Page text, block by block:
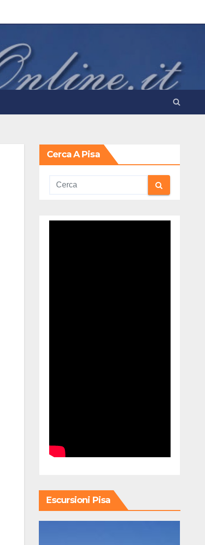
Cerca A Pisa
Escursioni Pisa